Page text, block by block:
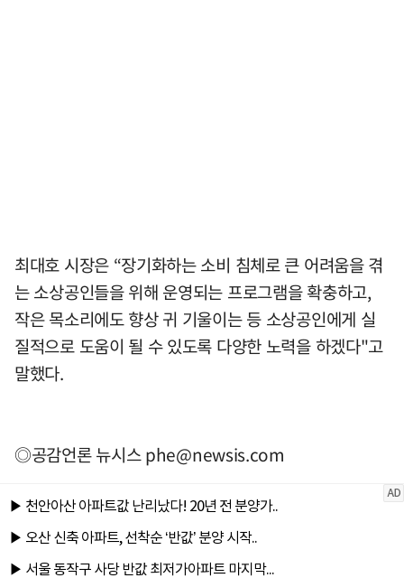
최대호 시장은 “장기화하는 소비 침체로 큰 어려움을 겪
는 소상공인들을 위해 운영되는 프로그램을 확충하고,
작은 목소리에도 향상 귀 기울이는 등 소상공인에게 실
질적으로 도움이 될 수 있도록 다양한 노력을 하겠다"고
말했다.
◎공감언론 뉴시스phe@newsis.com